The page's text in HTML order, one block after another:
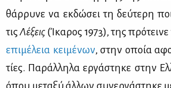
θάρ­ρυ­νε να εκ­δώ­σει τη δεύ­τε­ρη
τιςΛέ­ξεις (Ίκα­ρος 1973), της
επι­μέ­λεια κει­μέ­νων, στην οποία
τί­ες. Πα­ράλ­λη­λα ερ­γά­στη­κε στην